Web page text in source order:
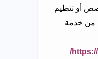
أو تنظيم
من خدمة